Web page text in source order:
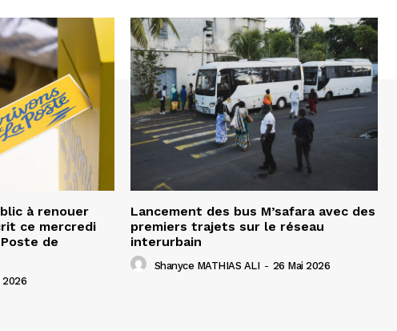
à renouer
ce mercredi
de
2026
Lancement des bus M’safara avec des
premiers trajets sur le réseau
interurbain
Shanyce MATHIAS ALI - 26 Mai 2026